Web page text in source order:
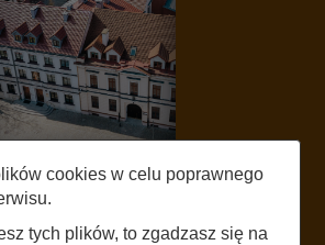
LISTEN
BOŻEGO
cookies w celu poprawnego
tych plików, to zgadzasz się na